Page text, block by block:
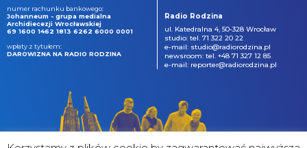
numer rachunku bankowego:
Johanneum - grupa medialna
Archidiecezji Wrocławskiej
69 1600 1462 1813 6262 6000 0001
wpłaty z tytułem:
DAROWIZNA NA RADIO RODZINA
Radio Rodzina
ul. Katedralna 4, 50-328 Wrocław
studio: tel. 71 322 20 22
e-mail: studio@radiorodzina.pl
newsroom: tel. +48 71 327 12 85
e-mail: reporter@radiorodzina.pl